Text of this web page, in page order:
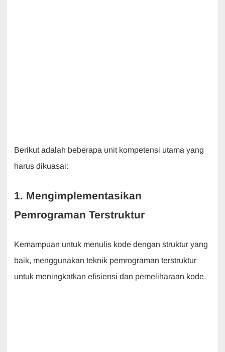
Berikut adalah beberapa unit kompetensi utama yang
harus dikuasai:
1. Mengimplementasikan
Pemrograman Terstruktur
Kemampuan untuk menulis kode dengan struktur yang
baik, menggunakan teknik pemrograman terstruktur
untuk meningkatkan efisiensi dan pemeliharaan kode.